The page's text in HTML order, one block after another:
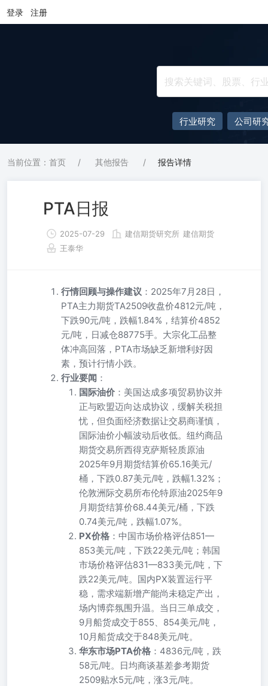
登录 注册
行业研究 公司研
当前位置：首页 / 其他报告 / 报告详情
PTA日报
2025-07-29 建信期货研究所 建信期货
王泰华
行情回顾与操作建议 ：2025年7月28日，
PTA主力期货TA2509收盘价4812元/吨，
下跌90元/吨，跌幅1.84%，结算价4852
元/吨，日减仓88775手。大宗化工品整
体冲高回落，PTA市场缺乏新增利好因
素，预计行情小跌。
行业要闻 ：
国际油价 ：美国达成多项贸易协议并
正与欧盟迈向达成协议，缓解关税担
忧，但负面经济数据让交易商谨慎，
国际油价小幅波动后收低。纽约商品
期货交易所西得克萨斯轻质原油
2025年9月期货结算价65.16美元/
桶，下跌0.87美元/吨，跌幅1.32%；
伦敦洲际交易所布伦特原油2025年9
月期货结算价68.44美元/桶，下跌
0.74美元/吨，跌幅1.07%。
PX价格 ：中国市场价格评估851—
853美元/吨，下跌22美元/吨；韩国
市场价格评估831—833美元/吨，下
跌22美元/吨。国内PX装置运行平
稳，需求端新增产能尚未稳定产出，
场内博弈氛围升温。当日三单成交，
9月船货成交于855、854美元/吨，
10月船货成交于848美元/吨。
华东市场PTA价格 ：4836元/吨，跌
58元/吨。日均商谈基差参考期货
2509贴水5元/吨，涨3元/吨。